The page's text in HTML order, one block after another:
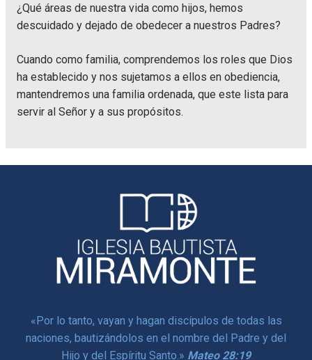
¿Qué áreas de nuestra vida como hijos, hemos
descuidado y dejado de obedecer a nuestros Padres?
Cuando como familia, comprendemos los roles que Dios
ha establecido y nos sujetamos a ellos en obediencia,
mantendremos una familia ordenada, que este lista para
servir al Señor y a sus propósitos.
« Por lo tanto, vayan y hagan discípulos de todas las
naciones, bautizándolos en el nombre del Padre y del
Hijo y del Espíritu Santo.» Mateo 28:19